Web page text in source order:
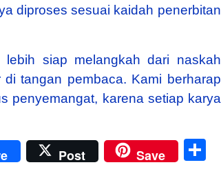
diproses sesuai kaidah penerbitan
siap melangkah dari naskah
tangan pembaca. Kami berharap
penyemangat, karena setiap karya
Post Save